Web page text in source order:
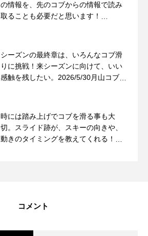
の情報を、先のコブからの情報で読み
取ることも必要だと思います！
シーズンの最終章は、いろんなコブ滑
りに挑戦！来シーズンに向けて、いい
感触を残したい。2026/5/30月山コブレ
時には踏み上げでコブを滑る事も大
切。スライド跡が、スキーの向きや、
動きのタイミングを教えてくれる！
コメント